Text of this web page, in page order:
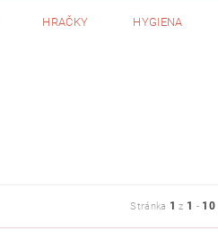
HRAČKY HYGIENA
Stránka 1 z 1 - 10